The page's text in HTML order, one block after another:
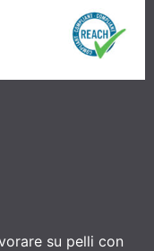
su pelli con